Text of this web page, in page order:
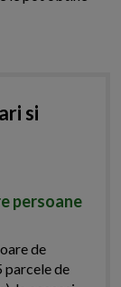
si
persoane
de
de